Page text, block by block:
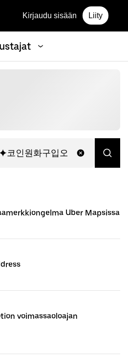
Kirjaudu sisään Liity
Uber Mapsissa
voimassaoloajan